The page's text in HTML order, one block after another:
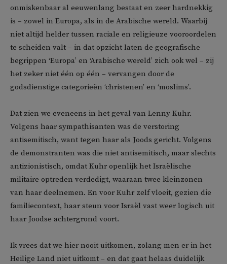
onmiskenbaar al eeuwenlang bestaat en zeer hardnekkig
is – zowel in Europa, als in de Arabische wereld. Waarbij
niet altijd helder tussen raciale en religieuze vooroordelen
te scheiden valt – in dat opzicht laten de geografische
begrippen ‘Europa’ en ‘Arabische wereld’ zich ook wel – zij
het zeker niet één op één – vervangen door de
godsdienstige categorieën ‘christenen’ en ‘moslims’.
Dat zien we eveneens in het geval van Lenny Kuhr.
Volgens haar sympathisanten was de verstoring
antisemitisch, want tegen haar als Joods gericht. Volgens
de demonstranten was die niet antisemitisch, maar slechts
antizionistisch, omdat Kuhr openlijk het Israëlische
militaire optreden verdedigt, waaraan twee kleinzonen
van haar deelnemen. En voor Kuhr zelf vloeit, gezien die
familiecontext, haar steun voor Israël vast weer logisch uit
haar Joodse achtergrond voort.
Ik vrees dat we hier nooit uitkomen, zolang men er in het
Heilige Land niet uitkomt – en dat gaat helaas duidelijk